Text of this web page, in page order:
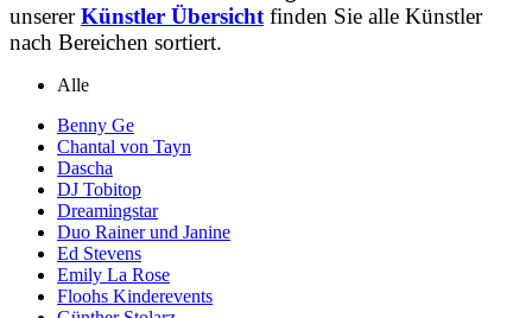
unsererKünstler Übersicht finden Sie alle Künstler
nach Bereichen sortiert.
Alle
Benny Ge
Chantal von Tayn
Dascha
DJ Tobitop
Dreamingstar
Duo Rainer und Janine
Ed Stevens
Emily La Rose
Floohs Kinderevents